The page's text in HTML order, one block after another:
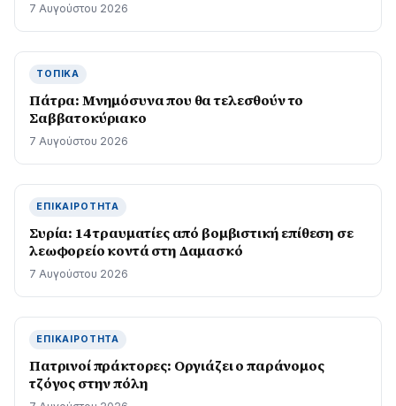
7 Αυγούστου 2026
ΤΟΠΙΚΆ
Πάτρα: Μνημόσυνα που θα τελεσθούν το
Σαββατοκύριακο
7 Αυγούστου 2026
ΕΠΙΚΑΙΡΌΤΗΤΑ
Συρία: 14 τραυματίες από βομβιστική επίθεση σε
λεωφορείο κοντά στη Δαμασκό
7 Αυγούστου 2026
ΕΠΙΚΑΙΡΌΤΗΤΑ
Πατρινοί πράκτορες: Οργιάζει ο παράνομος
τζόγος στην πόλη